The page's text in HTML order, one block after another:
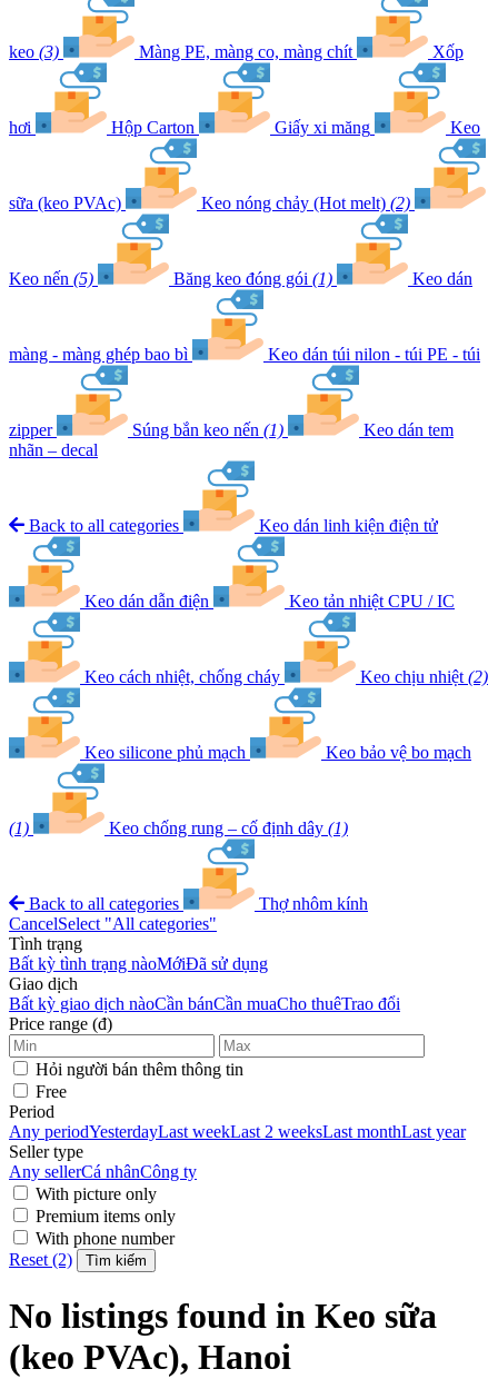
keo (3) Màng PE, màng co, màng chít Xốp
hơi Hộp Carton Giấy xi măng Keo
sữa (keo PVAc) Keo nóng chảy (Hot melt) (2)
Keo nến (5) Băng keo đóng gói (1) Keo dán
màng - màng ghép bao bì Keo dán túi nilon - túi PE - túi
zipper Súng bắn keo nến (1)
Keo dán tem
nhãn – decal
Back to all categories Keo dán linh kiện điện tử
Keo dán dẫn điện Keo tản nhiệt CPU / IC
Keo cách nhiệt, chống cháy Keo chịu nhiệt (2)
Keo silicone phủ mạch Keo bảo vệ bo mạch
(1) Keo chống rung – cố định dây (1)
Back to all categories
Thợ nhôm kính
CancelSelect "All categories"
Tình trạng
Bất kỳ tình trạng nàoMớiĐã sử dụng
Giao dịch
Bất kỳ giao dịch nàoCần bánCần muaCho thuêTrao đổi
Price range (đ)
Hỏi người bán thêm thông tin
Free
Period
Any periodYesterdayLast weekLast 2 weeksLast monthLast year
Seller type
Any sellerCá nhânCông ty
With picture only
Premium items only
With phone number
Reset (2)
Tìm kiếm
No listings found in Keo sữa
(keo PVAc), Hanoi